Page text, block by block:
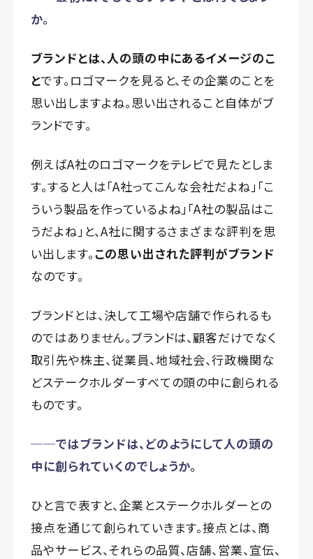
か。
ブランドとは、人の頭の中にあるイメージのこ
とです。ロゴマークを見ると、その企業のことを
思い出しますよね。思い出されること自体がブ
ランドです。
例えばA社のロゴマークをテレビで見たとしま
す。すると人は「A社ってこんな会社だよね」「こ
ういう製品を作っているよね」「A社の製品はこ
うだよね」と、A社に関するさまざまな評判を思
い出します。この思い出された評判がブランド
なのです。
ブランドとは、決して工場や店舗で作られるも
のではありません。ブランドは、顧客だけでなく
取引先や株主、従業員、地域社会、行政機関な
どステークホルダーすべての頭の中に創られる
ものです。
──ではブランドは、どのようにして人の頭の
中に創られていくのでしょうか。
ひと言で表すと、企業とステークホルダーとの
接点を通じて創られていきます。接点とは、商
品やサービス、それらの品質、店舗、営業、宣伝、